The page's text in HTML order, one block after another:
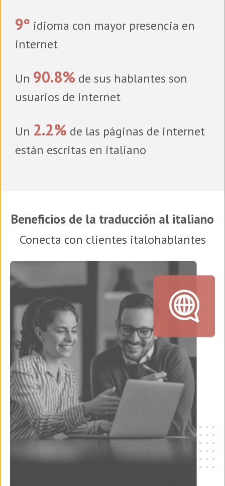
9º idioma con mayor presencia en
internet
Un 90.8% de sus hablantes son
usuarios de internet
Un 2.2% de las páginas de internet
están escritas en italiano
Beneficios de la traducción al italiano
Conecta con clientes italohablantes